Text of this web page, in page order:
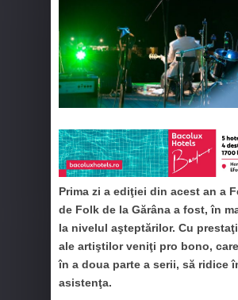
Prima zi a ediţiei din acest an a
de Folk de la Gărâna a fost, în
la nivelul aşteptărilor. Cu
ale artiştilor veniţi pro bono,
în a doua parte a serii, să ridice
asistenţa.